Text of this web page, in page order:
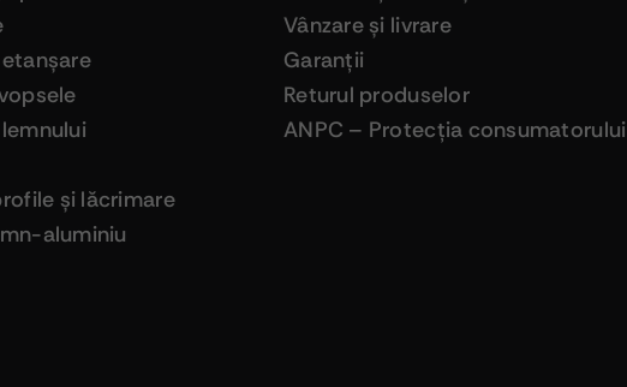
şi lăcrimare
aluminiu
Vânzare şi livrare
Garanţii
Returul produselor
ANPC – Protecţia consumatorului